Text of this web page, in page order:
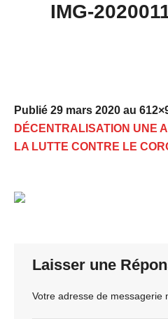
IMG-
Publié 29 mars 2020 au
DÉCENTRALISATION UNE
LA LUTTE CONTRE LE
Laisser une
Votre adresse de messagerie